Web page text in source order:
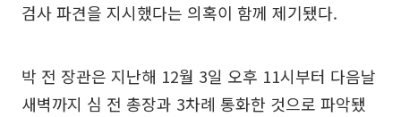
검사 파견을 지시했다는 의혹이 함께 제기됐다.
박 전 장관은 지난해 12월 3일 오후 11시부터 다음날
새벽까지 심 전 총장과 3차례 통화한 것으로 파악됐